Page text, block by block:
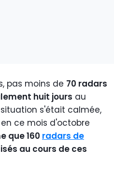
pas moins de 70 radars
huit jours au
s'était calmée,
ce mois d'octobre
que 160 radars de
au cours de ces